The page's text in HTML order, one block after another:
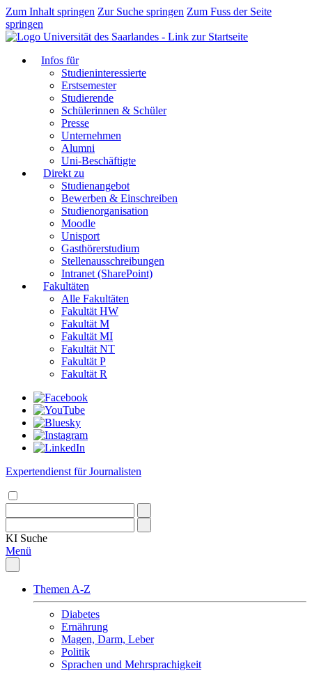
Zum Inhalt springen Zur Suche springen Zum Fuss der Seite
springen
Infos für
Studieninteressierte
Erstsemester
Studierende
Schülerinnen & Schüler
Presse
Unternehmen
Alumni
Uni-Beschäftigte
Direkt zu
Studienangebot
Bewerben & Einschreiben
Studienorganisation
Moodle
Unisport
Gasthörerstudium
Stellenausschreibungen
Intranet (SharePoint)
Fakultäten
Alle Fakultäten
Fakultät HW
Fakultät M
Fakultät MI
Fakultät NT
Fakultät P
Fakultät R
Expertendienst für Journalisten
KI Suche
Menü
Themen A-Z
Diabetes
Ernährung
Magen, Darm, Leber
Politik
Sprachen und Mehrsprachigkeit